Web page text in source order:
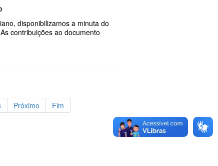
disponibilizamos a minuta do
contribuições ao documento
Próximo Fim